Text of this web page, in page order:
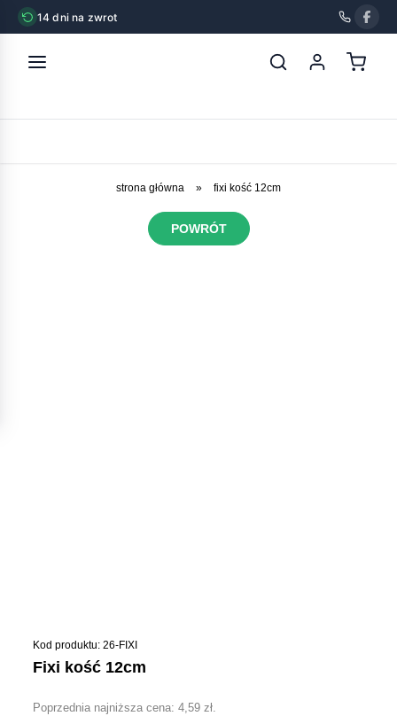
14 dni na zwrot
strona główna » fixi kość 12cm
POWRÓT
Kod produktu: 26-FIXI
fixi kość 12cm
Poprzednia najniższa cena:4,59zł.